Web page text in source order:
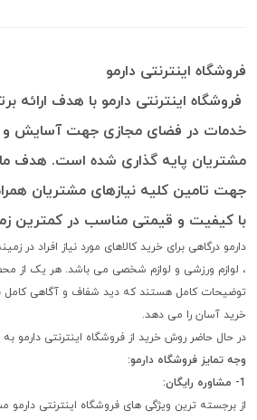
فروشگاه اینترنتی دارمو
فروشگاه اینترنتی دارمو با هدف ارائه
خدمات در فضای مجازی جهت آسایش و
مشتریان پایه گذاری شده است. هدف ما
جهت تامین کلیه نیازهای مشتریان
با کیفیت و قیمتی مناسب در کمترین
دارمو درگاهی برای خرید کالاهای مورد نیاز افراد در
، لوازم ورزشی و لوازم شخصی می باشد. هر یک از
توضیحات کامل هستند که دید شفاف و آگاهی
خرید آسان را می دهد.
در حال حاضر روش خرید از فروشگاه اینترنتی دارمو
وجه تمایز فروشگاه دارمو:
1- مشاوره رایگان:
از برجسته ترین ویژگی های فروشگاه اینترنتی